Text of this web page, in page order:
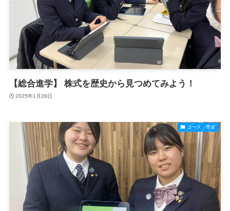
【総合進学】 株式を歴史から見つめてみよう！
2025年1月28日
コース・専攻